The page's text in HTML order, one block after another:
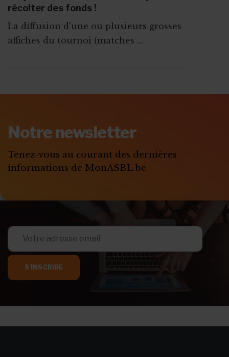
récolter des fonds !
La diffusion d'une ou plusieurs grosses
affiches du tournoi (matches ...
MONASBL.BE
S'ABONNER
Notre newsletter
Tenez-vous au courant des dernières
informations de MonASBL.be
S'INSCRIRE